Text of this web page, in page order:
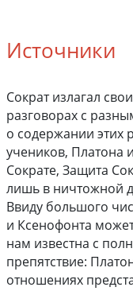
Источники
Сократ излагал
разговорах с
о содержании этих
учеников, Платона
Сократе, Защита
лишь в ничтожной
Ввиду большого
и Ксенофонта
нам известна с
препятствие:
отношениях